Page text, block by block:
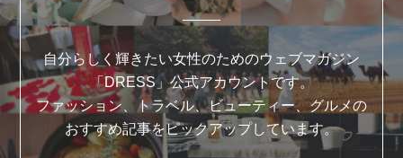
自分らしく輝きたい女性のためのウェブマガジン
「DRESS」公式アカウントです。
ファッション、トラベル、ビューティー、グルメの
おすすめ記事をピックアップしています。